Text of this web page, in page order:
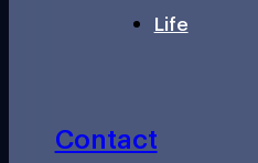
Life
Contact